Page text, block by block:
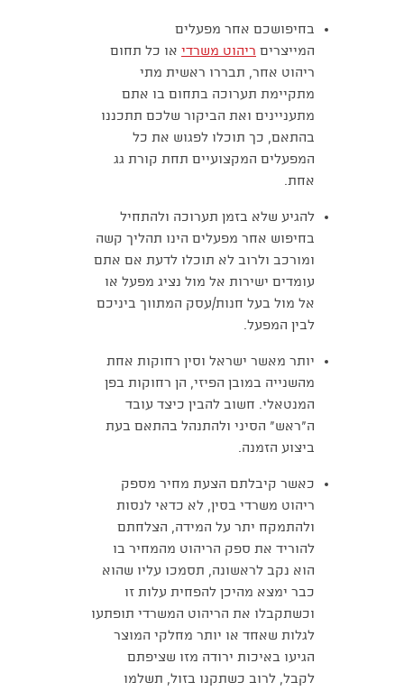
בחיפושכם אחר מפעלים
המייצרים ריהוט משרדי או כל תחום
ריהוט אחר, תבררו ראשית מתי
מתקיימת תערוכה בתחום בו אתם
מתעניינים ואת הביקור שלכם תתכננו
בהתאם, כך תוכלו לפגוש את כל
המפעלים המקצועיים תחת קורת גג
אחת.
להגיע שלא בזמן תערוכה ולהתחיל
בחיפוש אחר מפעלים הינו תהליך קשה
ומורכב ולרוב לא תוכלו לדעת אם אתם
עומדים ישירות אל מול נציג מפעל או
אל מול בעל חנות/עסק המתווך ביניכם
לבין המפעל.
יותר מאשר ישראל וסין רחוקות אחת
מהשנייה במובן הפיזי, הן רחוקות בפן
המנטאלי. חשוב להבין כיצד עובד
ה"ראש" הסיני ולהתנהל בהתאם בעת
ביצוע הזמנה.
כאשר קיבלתם הצעת מחיר מספק
ריהוט משרדי בסין, לא כדאי לנסות
ולהתמקח יתר על המידה, הצלחתם
להוריד את ספק הריהוט מהמחיר בו
הוא נקב לראשונה, תסמכו עליו שהוא
כבר ימצא מהיכן להפחית עלות זו
וכשתקבלו את הריהוט המשרדי תופתעו
לגלות שאחד או יותר מחלקי המוצר
הגיעו באיכות ירודה מזו שציפתם
לקבל, לרוב כשתקנו בזול, תשלמו